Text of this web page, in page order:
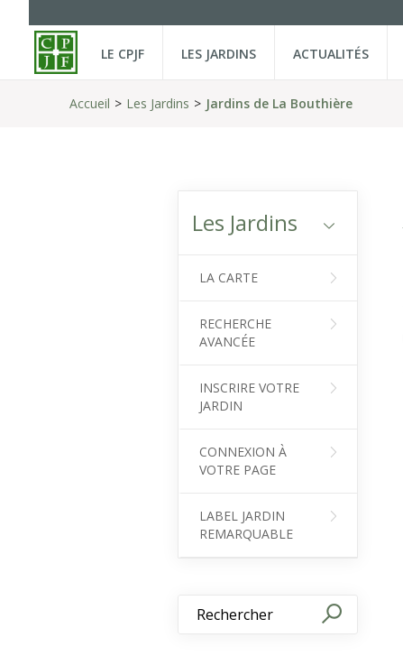
LE CPJF LES JARDINS ACTUALITÉS
Accueil Les Jardins Jardins de La Bouthière
Les Jardins
LA CARTE
RECHERCHE
AVANCÉE
INSCRIRE VOTRE
JARDIN
CONNEXION À
VOTRE PAGE
LABEL JARDIN
REMARQUABLE